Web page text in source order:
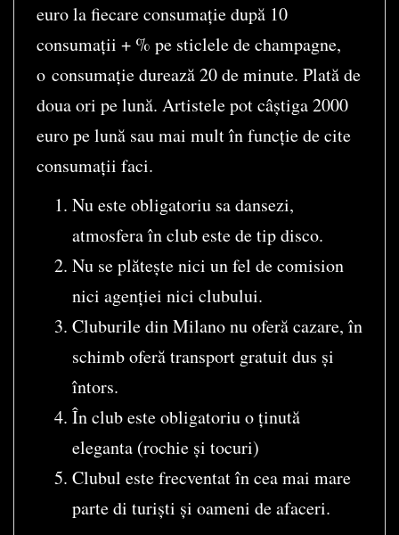
euro la fiecare consumație după 10
consumații + % pe sticlele de champagne,
o consumație durează 20 de minute. Plată de
doua ori pe lună. Artistele pot câștiga 2000
euro pe lună sau mai mult în funcție de cite
consumații faci.
Nu este obligatoriu sa dansezi,
atmosfera în club este de tip disco.
Nu se plătește nici un fel de comision
nici agenției nici clubului.
Cluburile din Milano nu oferă cazare, în
schimb oferă transport gratuit dus și
întors.
În club este obligatoriu o ținută
eleganta (rochie și tocuri)
Clubul este frecventat în cea mai mare
parte di turiști și oameni de afaceri.